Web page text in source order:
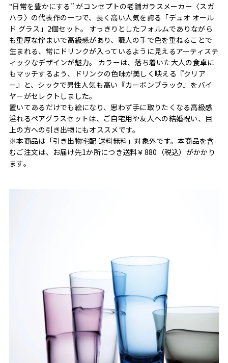
‟日常を豊かにする” がコンセプトの老舗ガラスメーカー〈スガ
ハラ〉の代表作の一つで、長く高い人気を誇る「デュオ オール
ド グラス」2個セット。 すっきりとしたフォルムでありながら
も重厚な佇まいで高級感があり、職人の手で色を重ねることで
生まれる、常にドリンクが入っているように見えるアーティステ
ィックなデザインが魅力。 カラーは、落ち着いた大人の食卓に
もマッチするよう、ドリンクの色味が美しく映える『クリア
ー』と、シックで男性人気も高い『カーボンブラック』をバイ
ヤーがセレクトしました。
置いてあるだけでも絵になり、思わず手に取りたくなる高級感
溢れるペアグラスセットは、ご自宅用や友人への結婚祝い、目
上の方への引き出物にもオススメです。
※本商品は「引き出物宅配 送料無料」対象外です。本商品を含
むご注文は、お届け先1か所につき送料￥880（税込）がかかり
ます。